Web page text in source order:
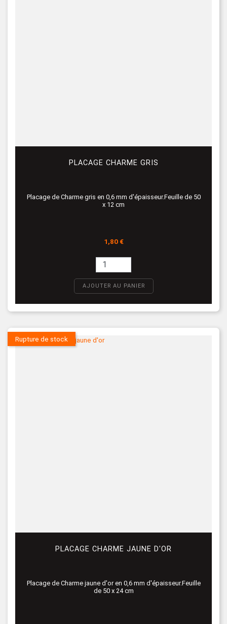
PLACAGE CHARME GRIS
Placage de Charme gris en 0,6 mm d'épaisseur.Feuille de 50
x 12 cm
Prix
1,80 €
AJOUTER AU PANIER
PLACAGE CHARME JAUNE D'OR
Placage de Charme jaune d'or en 0,6 mm d'épaisseur.Feuille
de 50 x 24 cm
Rupture de stock